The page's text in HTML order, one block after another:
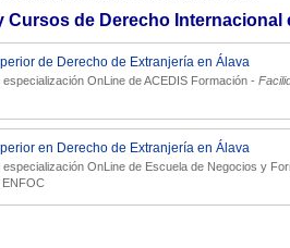
Cursos de Derecho Internacional
de Derecho de Extranjería en Álava
OnLine deACEDIS Formación -
en Derecho de Extranjería en Álava
OnLine de Escuela de Negocios y
ENFOC